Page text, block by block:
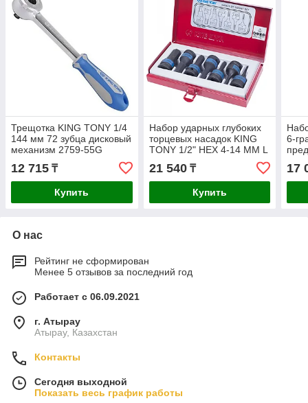
Трещотка KING TONY 1/4
144 мм 72 зубца дисковый
механизм 2759-55G
12 715 ₸
Купить
Набор ударных глубоких
торцевых насадок KING
TONY 1/2" HEX 4-14 ММ L
= 60 ММ 4407MP
21 540₸
Купить
6-
17
О нас
Рейтинг не сформирован
Менее 5 отзывов за последний год
Работает с 06.09.2021
г. Атырау
Атырау, Казахстан
Контакты
Сегодня выходной
Показать весь график работы